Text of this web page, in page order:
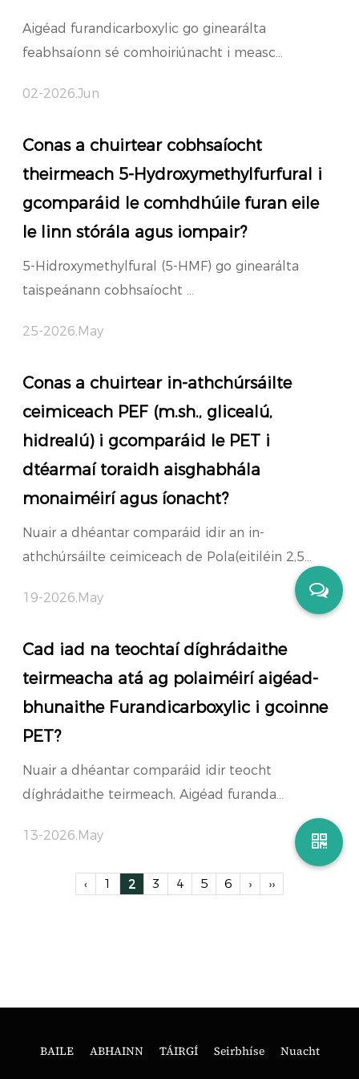
Aigéad furandicarboxylic go ginearálta
feabhsaíonn sé comhoiriúnacht i measc...
02-2026,Jun
Conas a chuirtear cobhsaíocht
theirmeach 5-Hydroxymethylfurfural i
gcomparáid le comhdhúile furan eile
le linn stórála agus iompair?
5-Hidroxymethylfural (5-HMF) go ginearálta
taispeánann cobhsaíocht ...
25-2026,May
Conas a chuirtear in-athchúrsáilte
ceimiceach PEF (m.sh., glicealú,
hidrealú) i gcomparáid le PET i
dtéarmaí toraidh aisghabhála
monaiméirí agus íonacht?
Nuair a dhéantar comparáid idir an in-
athchúrsáilte ceimiceach de Pola(eitiléin 2,5...
19-2026,May
Cad iad na teochtaí díghrádaithe
teirmeacha atá ag polaiméirí aigéad-
bhunaithe Furandicarboxylic i gcoinne
PET?
Nuair a dhéantar comparáid idir teocht
díghrádaithe teirmeach, Aigéad furanda...
13-2026,May
‹ 1 2 3 4 5 6 › ››
BAILE ABHAINN TÁIRGÍ Seirbhíse Nuacht